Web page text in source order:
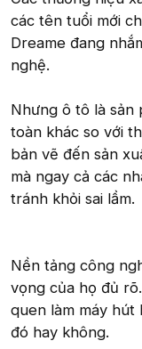
các tên tuổi mới
Dreame đang
nghệ.
Nhưng ô tô là sản
toàn khác so với
bản vẽ đến sản
mà ngay cả các
tránh khỏi sai lầm.
Nền tảng công
vọng của họ đủ
quen làm máy
đó hay không.